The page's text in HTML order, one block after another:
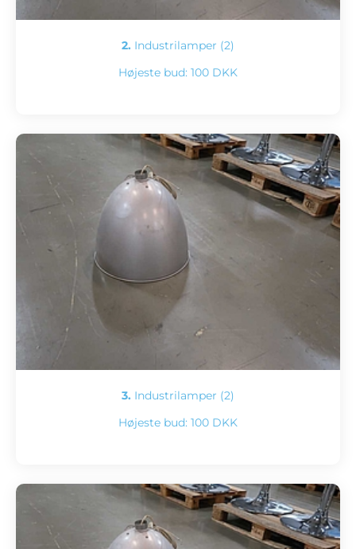
2. Industrilamper (2)
Højeste bud: 100 DKK
3. Industrilamper (2)
Højeste bud: 100 DKK